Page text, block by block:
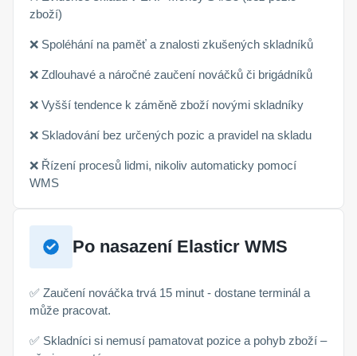
zboží)
❌ Spoléhání na paměť a znalosti zkušených skladníků
❌ Zdlouhavé a náročné zaučení nováčků či brigádníků
❌ Vyšší tendence k záměně zboží novými skladníky
❌ Skladování bez určených pozic a pravidel na skladu
❌ Řízení procesů lidmi, nikoliv automaticky pomocí
WMS
Po nasazení Elasticr WMS
✅ Zaučení nováčka trvá 15 minut - dostane terminál a
může pracovat.
✅ Skladníci si nemusí pamatovat pozice a pohyb zboží –